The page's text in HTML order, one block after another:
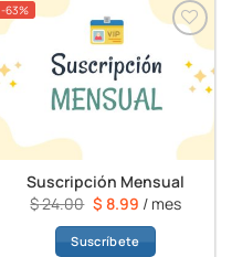
-63%
Añadir a
favoritos
Suscripción Mensual
$24.00 El
precio
original
$ 8.99El
precio
actual
/ mes
Suscríbete